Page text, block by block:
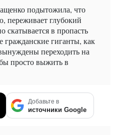
подытожила, что
переживает глубокий
скатывается в пропасть
гражданские гиганты, как
переходить на
просто выжить в
Добавьте в
источники Google